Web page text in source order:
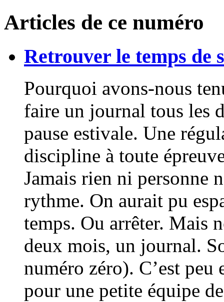
Articles de ce numéro
Retrouver le temps de
Pourquoi avons-nous
faire un journal tous les
pause estivale. Une
discipline à toute
Jamais rien ni personne
rythme. On aurait pu
temps. Ou arrêter. Mais
deux mois, un journal.
numéro zéro). C’est
pour une petite équipe